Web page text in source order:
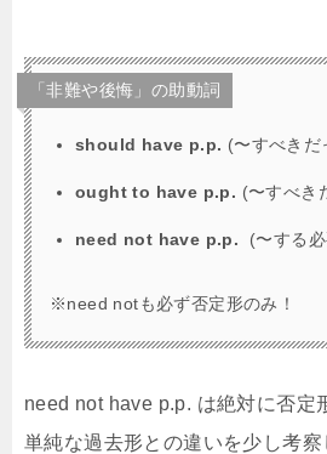
「非難や後悔」の助動詞
should have p.p. (〜すべきだ
ought to have p.p. (〜すべき
need not have p.p. (〜する
※need notも必ず否定形のみ！
need not have p.p. は絶対に否定
単純な過去形との違いを少し考察